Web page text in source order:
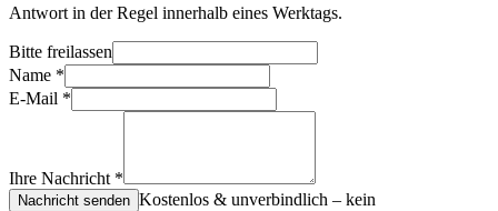
Antwort in der Regel innerhalb eines Werktags.
Bitte freilassen
Name *
E-Mail *
Ihre Nachricht *
Nachricht senden Kostenlos & unverbindlich – kein